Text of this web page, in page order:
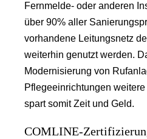
Fernmelde- oder anderen
über 90% aller
vorhandene Leitungsnetz
weiterhin genutzt werden.
Modernisierung von
Pflegeeinrichtungen
spart somit Zeit und Geld.
COMLINE-